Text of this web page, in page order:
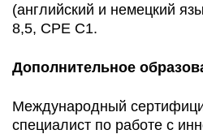
(английский и немецкий
8,5, CPE C1.
Дополнительное
Международный
специалист по работе с